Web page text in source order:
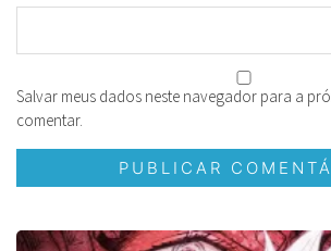
Salvar meus dados neste navegador para a
comentar.